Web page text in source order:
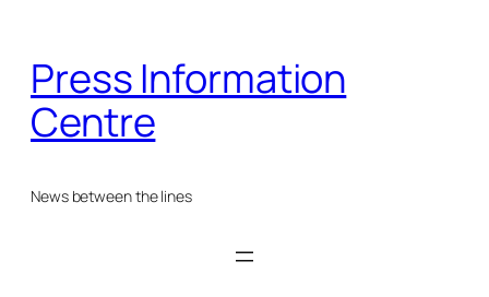
content
Press Information
Centre
News between the lines